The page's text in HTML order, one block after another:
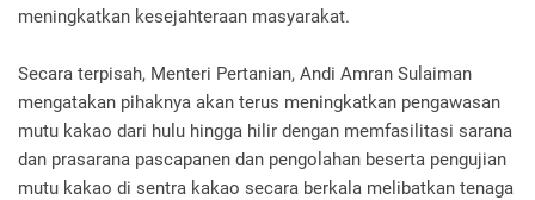
meningkatkan kesejahteraan masyarakat.
Secara terpisah, Menteri Pertanian, Andi Amran Sulaiman
mengatakan pihaknya akan terus meningkatkan pengawasan
mutu kakao dari hulu hingga hilir dengan memfasilitasi sarana
dan prasarana pascapanen dan pengolahan beserta pengujian
mutu kakao di sentra kakao secara berkala melibatkan tenaga